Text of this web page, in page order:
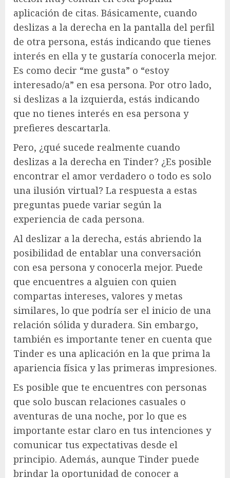
aplicación de citas. Básicamente, cuando
deslizas a la derecha en la pantalla del perfil
de otra persona, estás indicando que tienes
interés en ella y te gustaría conocerla mejor.
Es como decir “me gusta” o “estoy
interesado/a” en esa persona. Por otro lado,
si deslizas a la izquierda, estás indicando
que no tienes interés en esa persona y
prefieres descartarla.
Pero, ¿qué sucede realmente cuando
deslizas a la derecha en Tinder? ¿Es posible
encontrar el amor verdadero o todo es solo
una ilusión virtual? La respuesta a estas
preguntas puede variar según la
experiencia de cada persona.
Al deslizar a la derecha, estás abriendo la
posibilidad de entablar una conversación
con esa persona y conocerla mejor. Puede
que encuentres a alguien con quien
compartas intereses, valores y metas
similares, lo que podría ser el inicio de una
relación sólida y duradera. Sin embargo,
también es importante tener en cuenta que
Tinder es una aplicación en la que prima la
apariencia física y las primeras impresiones.
Es posible que te encuentres con personas
que solo buscan relaciones casuales o
aventuras de una noche, por lo que es
importante estar claro en tus intenciones y
comunicar tus expectativas desde el
principio. Además, aunque Tinder puede
brindar la oportunidad de conocer a